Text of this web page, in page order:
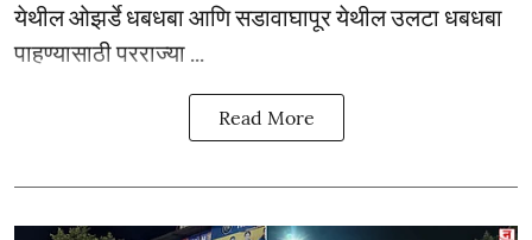
येथील ओझर्डे धबधबा आणि सडावाघापूर येथील उलटा धबधबा
पाहण्यासाठी परराज्या ...
Read More